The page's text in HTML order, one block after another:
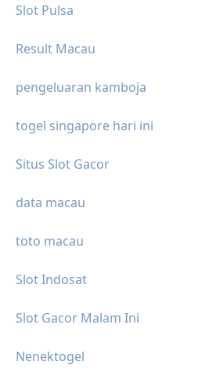
Slot Pulsa
Result Macau
pengeluaran kamboja
togel singapore hari ini
Situs Slot Gacor
data macau
toto macau
Slot Indosat
Slot Gacor Malam Ini
Nenektogel